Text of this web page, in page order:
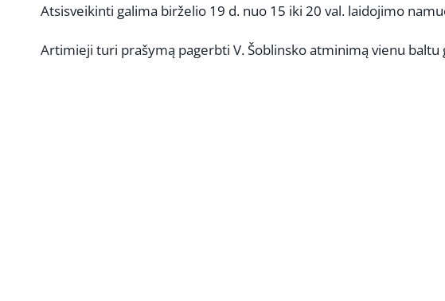
Atsisveikinti galima birželio 19 d. nuo 15 iki 20 val. laidojimo
Artimieji turi prašymą pagerbti V. Šoblinsko atminimą vienu baltu